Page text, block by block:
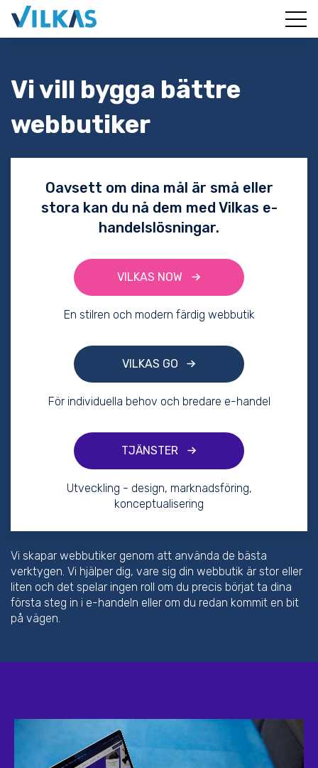
Vi vill bygga bättre
webbutiker
Oavsett om dina mål är små eller
stora kan du nå dem med Vilkas e-
handelslösningar.
VILKAS NOW
En stilren och modern färdig webbutik
VILKAS GO
För individuella behov och bredare e-handel
TJÄNSTER
Utveckling - design, marknadsföring,
konceptualisering
Vi skapar webbutiker genom att använda de bästa
verktygen. Vi hjälper dig, vare sig din webbutik är stor eller
liten och det spelar ingen roll om du precis börjat ta dina
första steg in i e-handeln eller om du redan kommit en bit
på vägen.